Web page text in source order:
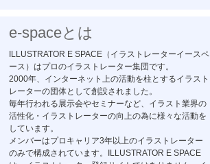
e-spaceとは
ILLUSTRATOR E SPACE（イラストレーターイースペ
ース）はプロのイラストレーター集団です。
2000年、インターネット上の活動を柱とするイラスト
レーターの団体として創設されました。
毎年行われる展示会やセミナーなど、イラスト業界の
活性化・イラストレーターの向上の為に様々な活動を
しています。
メンバーはプロキャリア3年以上のイラストレーター
のみで構成されています。ILLUSTRATOR E SPACE